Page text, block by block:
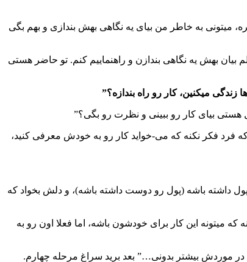
میتونی به خاطر من بیای یه نگاهی بهش بندازی و بهم بگی
بیان بهش یه نگاهی بندازن و راهنماییم کنم. تو حاضر هستی
میکنین، کار رو راه بندازه؟”
هستی بیای کار رو ببینی و نظرت رو بگی؟”
فرد فکر نکنه که می-خواید کار رو به خودش معرفی کنید،
داشته باشه (پول رو دوست داشته باشه)، و دلش بخواد که
میتونه این کار برای خودشون باشه، اما فعلا اون رو به
موردش بیشتر بدونی…” بعد برید سراغ مرحله چهارم.